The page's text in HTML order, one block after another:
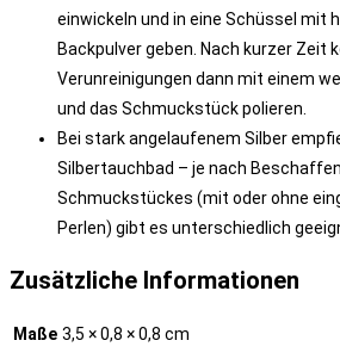
einwickeln und in eine Schüssel mit
Backpulver geben. Nach kurzer Zeit
Verunreinigungen dann mit einem
und das Schmuckstück polieren.
Bei stark angelaufenem Silber
Silbertauchbad – je nach
Schmuckstückes (mit oder ohne
Perlen) gibt es unterschiedlich
Zusätzliche Informationen
Maße 3,5 × 0,8 × 0,8 cm